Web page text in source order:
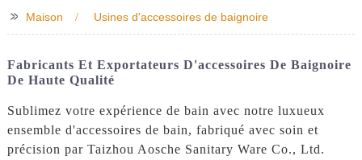
>> Maison Usines d'accessoires de baignoire
Fabricants Et Exportateurs D'accessoires De Baignoire
De Haute Qualité
Sublimez votre expérience de bain avec notre luxueux
ensemble d'accessoires de bain, fabriqué avec soin et
précision par Taizhou Aosche Sanitary Ware Co., Ltd.